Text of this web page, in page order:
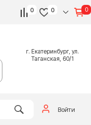
0 0 0
г. Екатеринбург, ул.
Таганская, 60/1
Войти